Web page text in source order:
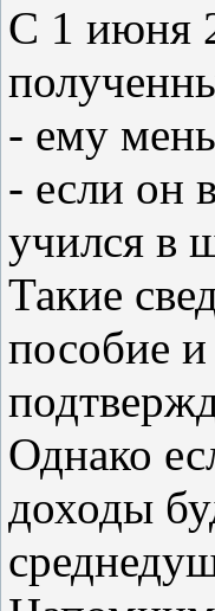
С 1 июня
- ему
- если он
учился в
Такие
пособие
Однако
доходы